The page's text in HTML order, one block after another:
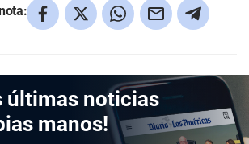
últimas noticias
manos!